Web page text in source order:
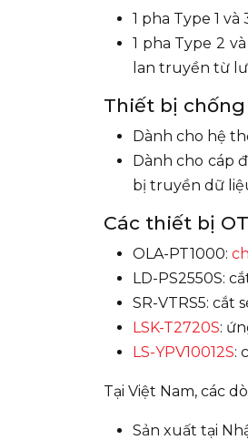
1 pha Type 1 và
1 pha Type 2
lan truyền từ
Thiết bị
Dành cho hệ
Dành cho cáp
bị truyền dữ
Các thiết bị
OLA-PT1000:
LD-PS2550S:
SR-VTRS5: cắt
LSK-T2720S:
LS-YPV10012S:
Tại Việt Nam, các
Sản xuất tại